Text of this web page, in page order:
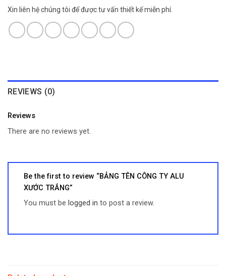
Xin liên hệ chúng tôi để được tư vấn thiết kế miễn phí.
REVIEWS (0)
Reviews
There are no reviews yet.
Be the first to review “BẢNG TÊN CÔNG TY ALU
XƯỚC TRẮNG”
You must be logged in to post a review.